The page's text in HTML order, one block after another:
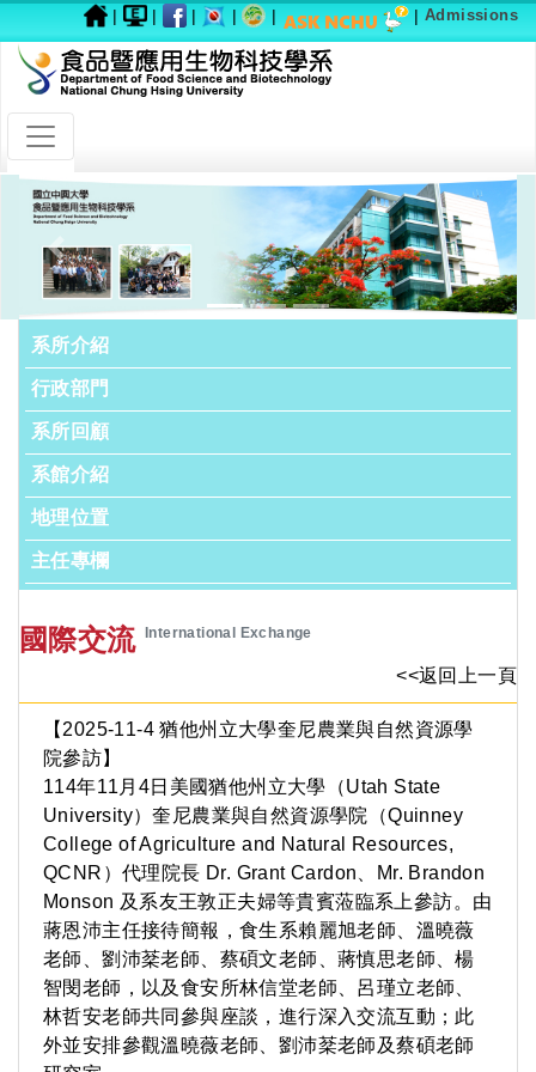
| | | | | | Admissions
Previous Next
系所介紹
行政部門
系所回顧
系館介紹
地理位置
主任專欄
國際交流 International Exchange
<<返回上一頁
【2025-11-4 猶他州立大學奎尼農業與自然資源學
院參訪】
114年11月4日美國猶他州立大學（Utah State
University）奎尼農業與自然資源學院（Quinney
College of Agriculture and Natural Resources,
QCNR）代理院長 Dr. Grant Cardon、Mr. Brandon
Monson 及系友王敦正夫婦等貴賓蒞臨系上參訪。由
蔣恩沛主任接待簡報，食生系賴麗旭老師、溫曉薇
老師、劉沛棻老師、蔡碩文老師、蔣慎思老師、楊
智閔老師，以及食安所林信堂老師、呂瑾立老師、
林哲安老師共同參與座談，進行深入交流互動；此
外並安排參觀溫曉薇老師、劉沛棻老師及蔡碩老師